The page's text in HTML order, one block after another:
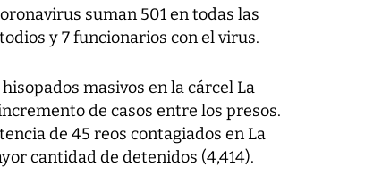
suman 501 en todas las
y 7 funcionarios con el virus.
masivos en la cárcel La
de casos entre los presos.
de 45 reos contagiados en La
cantidad de detenidos (4,414).